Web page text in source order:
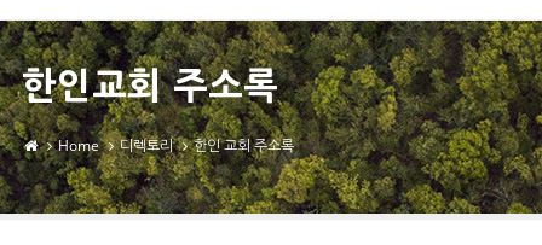
한인교회 주소록
Home 디렉토리 한인 교회 주소록